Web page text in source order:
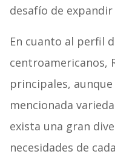
desafío de
En cuanto al perfil
centroamericanos,
principales,
mencionada
exista una gran
necesidades de